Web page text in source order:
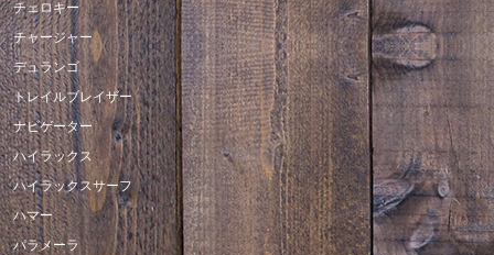
チェロキー
チャージャー
デュランゴ
トレイルブレイザー
ナビゲーター
ハイラックス
ハイラックスサーフ
ハマー
パラメーラ